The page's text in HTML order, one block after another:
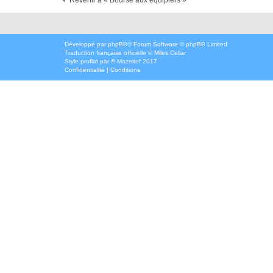
Développé par phpBB® Forum Software © phpBB Limited
Traduction française officielle ©Miles Cellar
Style proflat par ©Mazeltof 2017
Confidentialité | Conditions